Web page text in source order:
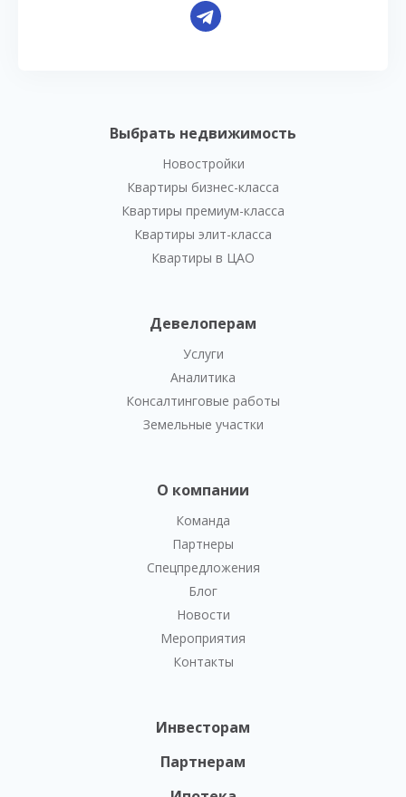
Выбрать недвижимость
Новостройки
Квартиры бизнес-класса
Квартиры премиум-класса
Квартиры элит-класса
Квартиры в ЦАО
Девелоперам
Услуги
Аналитика
Консалтинговые работы
Земельные участки
О компании
Команда
Партнеры
Спецпредложения
Блог
Новости
Мероприятия
Контакты
Инвесторам
Партнерам